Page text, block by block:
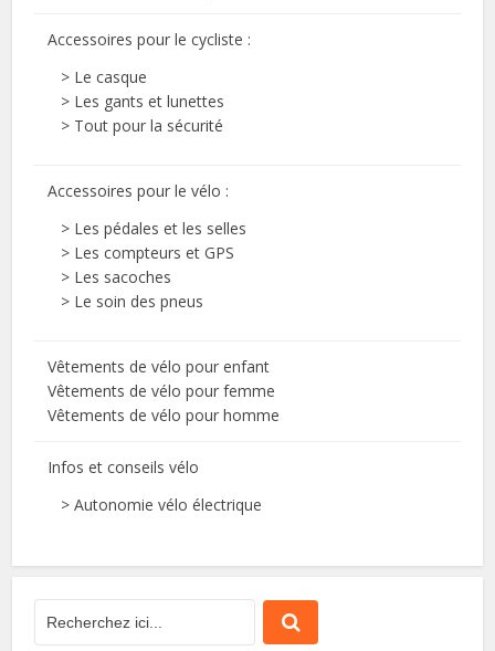
Accessoires pour le cycliste :
> Le casque
> Les gants et lunettes
> Tout pour la sécurité
Accessoires pour le vélo :
> Les pédales et les selles
> Les compteurs et GPS
> Les sacoches
> Le soin des pneus
Vêtements de vélo pour enfant
Vêtements de vélo pour femme
Vêtements de vélo pour homme
Infos et conseils vélo
>Autonomie vélo électrique